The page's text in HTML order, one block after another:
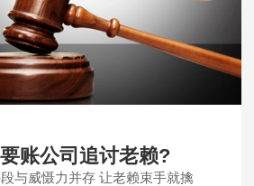
账公司追讨老赖?
与威慑力并存 让老赖束手就擒